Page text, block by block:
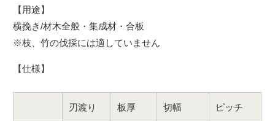
【用途】
横挽き/材木全般・集成材・合板
※枝、竹の伐採には適していません
【仕様】
刃渡り 板厚 切幅 ピッチ